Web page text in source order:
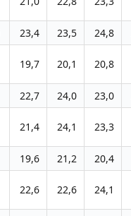
23,4 23,5 24,8
19,7 20,1 20,8
22,7 24,0 23,0
21,4 24,1 23,3
19,6 21,2 20,4
22,6 22,6 24,1